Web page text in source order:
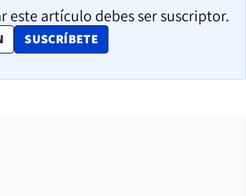
este artículo debes ser suscriptor.
SUSCRÍBETE
OPENS IN NEW WINDOW